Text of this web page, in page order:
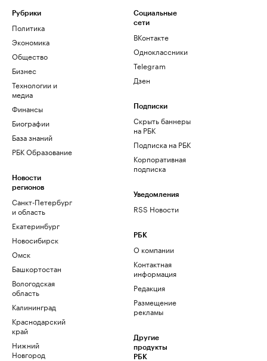
Рубрики
Политика
Экономика
Общество
Бизнес
Технологии и
медиа
Финансы
Биографии
База знаний
РБК Образование
Новости
регионов
Санкт-Петербург
и область
Екатеринбург
Новосибирск
Омск
Башкортостан
Вологодская
область
Калининград
Краснодарский
край
Нижний
Новгород
Социальные
сети
ВКонтакте
Одноклассники
Telegram
Дзен
Подписки
Скрыть баннеры
на РБК
Подписка на РБК
Корпоративная
подписка
Уведомления
RSS Новости
РБК
О компании
Контактная
информация
Редакция
Размещение
рекламы
Другие
продукты
РБК